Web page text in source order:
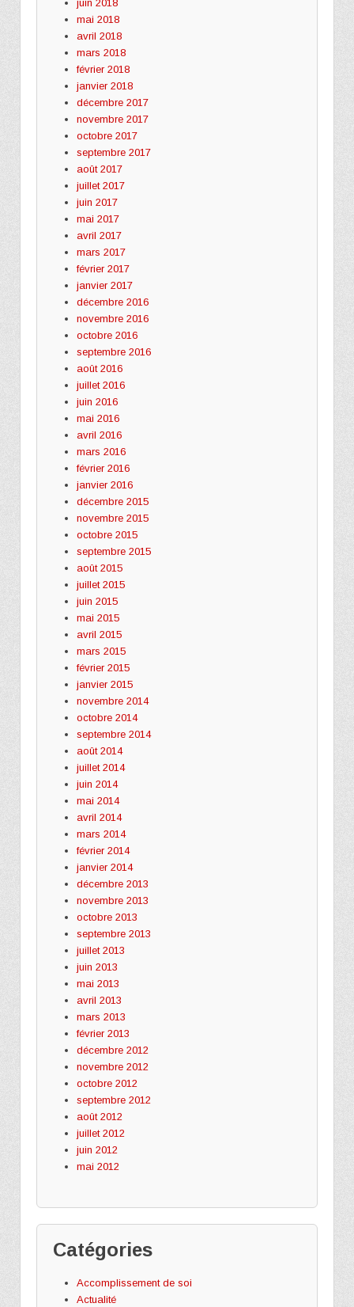
juin 2018
mai 2018
avril 2018
mars 2018
février 2018
janvier 2018
décembre 2017
novembre 2017
octobre 2017
septembre 2017
août 2017
juillet 2017
juin 2017
mai 2017
avril 2017
mars 2017
février 2017
janvier 2017
décembre 2016
novembre 2016
octobre 2016
septembre 2016
août 2016
juillet 2016
juin 2016
mai 2016
avril 2016
mars 2016
février 2016
janvier 2016
décembre 2015
novembre 2015
octobre 2015
septembre 2015
août 2015
juillet 2015
juin 2015
mai 2015
avril 2015
mars 2015
février 2015
janvier 2015
novembre 2014
octobre 2014
septembre 2014
août 2014
juillet 2014
juin 2014
mai 2014
avril 2014
mars 2014
février 2014
janvier 2014
décembre 2013
novembre 2013
octobre 2013
septembre 2013
juillet 2013
juin 2013
mai 2013
avril 2013
mars 2013
février 2013
décembre 2012
novembre 2012
octobre 2012
septembre 2012
août 2012
juillet 2012
juin 2012
mai 2012
Catégories
Accomplissement de soi
Actualité